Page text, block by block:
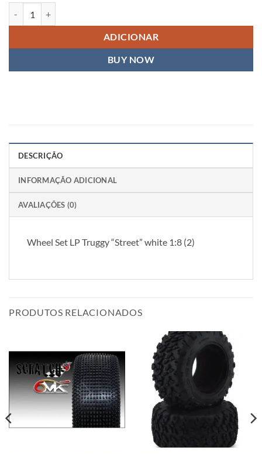
ADICIONAR
BUY NOW
DESCRIÇÃO
INFORMAÇÃO ADICIONAL
AVALIAÇÕES (0)
Wheel Set LP Truggy “Street” white 1:8 (2)
PRODUTOS RELACIONADOS